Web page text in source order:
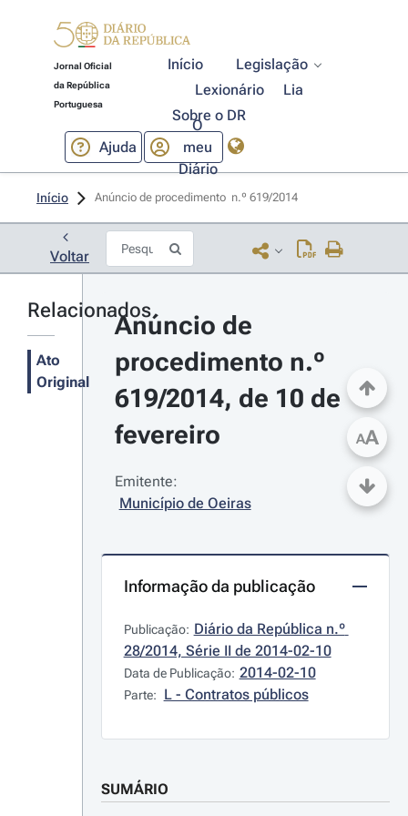
Jornal Oficial
da República
Portuguesa
Início
Legislação
Lexionário
Lia
Sobre o DR
Ajuda
O
meu
Diário
Início Anúncio de procedimento  n.º 619/2014
Voltar
Relacionados
Ato
Original
Anúncio de
procedimento n.º
619/2014, de 10 de
fevereiro
Emitente:
Município de Oeiras
Informação da publicação
Publicação: Diário da República n.º
28/2014, Série II de 2014-02-10
Data de Publicação: 2014-02-10
Parte: L - Contratos públicos
SUMÁRIO
AA